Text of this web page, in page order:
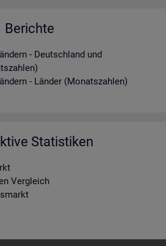
Berichte
- Deutschland und
- Länder (Monatszahlen)
Statistiken
Vergleich